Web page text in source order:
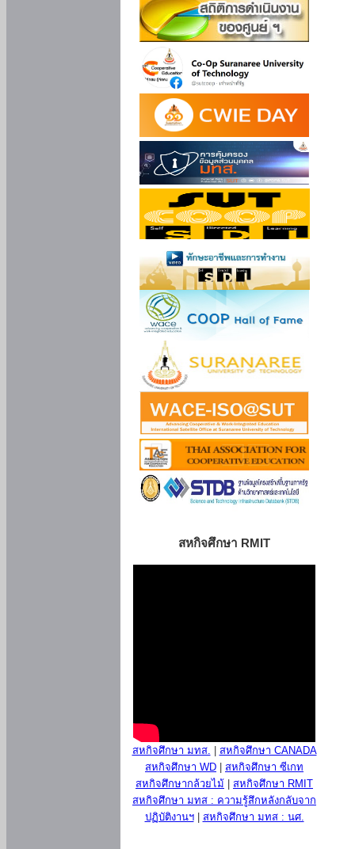
สหกิจศึกษา RMIT
สหกิจศึกษา มทส.
สหกิจศึกษา CANADA
สหกิจศึกษา WD
สหกิจศึกษา ซีเกท
สหกิจศึกษากล้วยไม้
สหกิจศึกษา RMIT
สหกิจศึกษา มทส : ความรู้สึกหลังกลับจาก
ปฏิบัติงานฯ| สหกิจศึกษา มทส : นศ.